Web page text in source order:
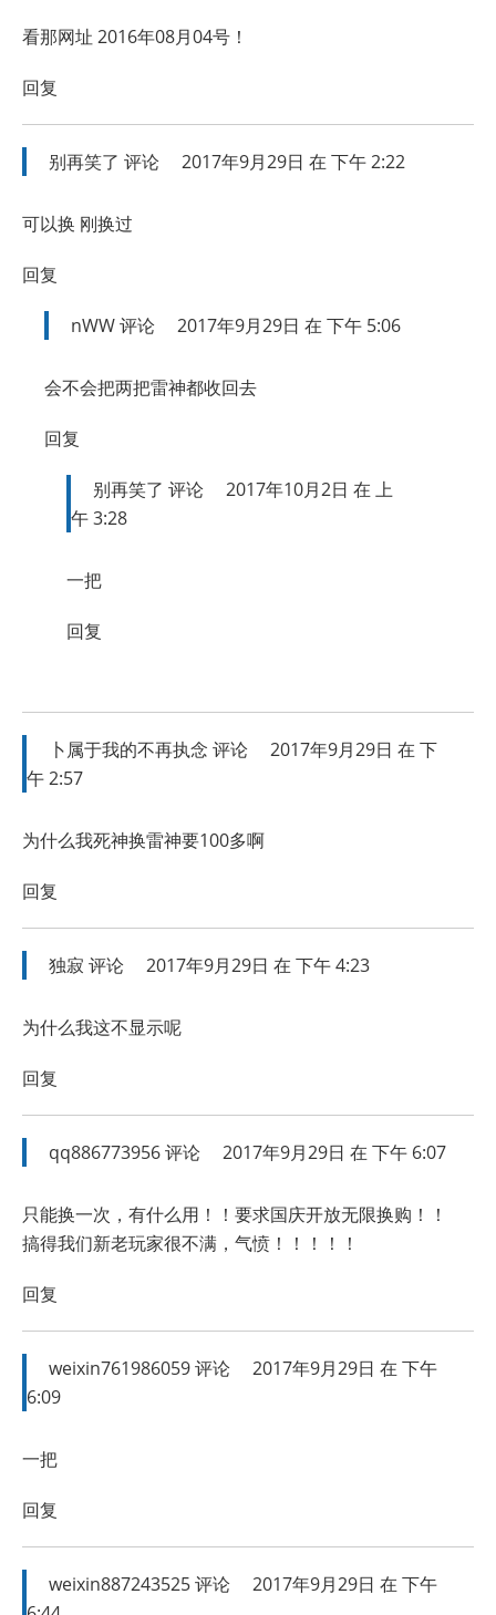
看那网址 2016年08月04号！
回复
别再笑了 评论 2017年9月29日 在 下午 2:22
可以换 刚换过
回复
nWW评论 2017年9月29日 在 下午 5:06
会不会把两把雷神都收回去
回复
别再笑了 评论
2017年10月2日 在 上
午 3:28
一把
回复
卜属于我的不再执念 评论
2017年9月29日 在 下
午 2:57
为什么我死神换雷神要100多啊
回复
独寂 评论 2017年9月29日 在 下午 4:23
为什么我这不显示呢
回复
qq886773956评论 2017年9月29日 在 下午 6:07
只能换一次，有什么用！！要求国庆开放无限换购！！
搞得我们新老玩家很不满，气愤！！！！！
回复
weixin761986059评论
2017年9月29日 在 下午
6:09
一把
回复
weixin887243525评论
2017年9月29日 在 下午